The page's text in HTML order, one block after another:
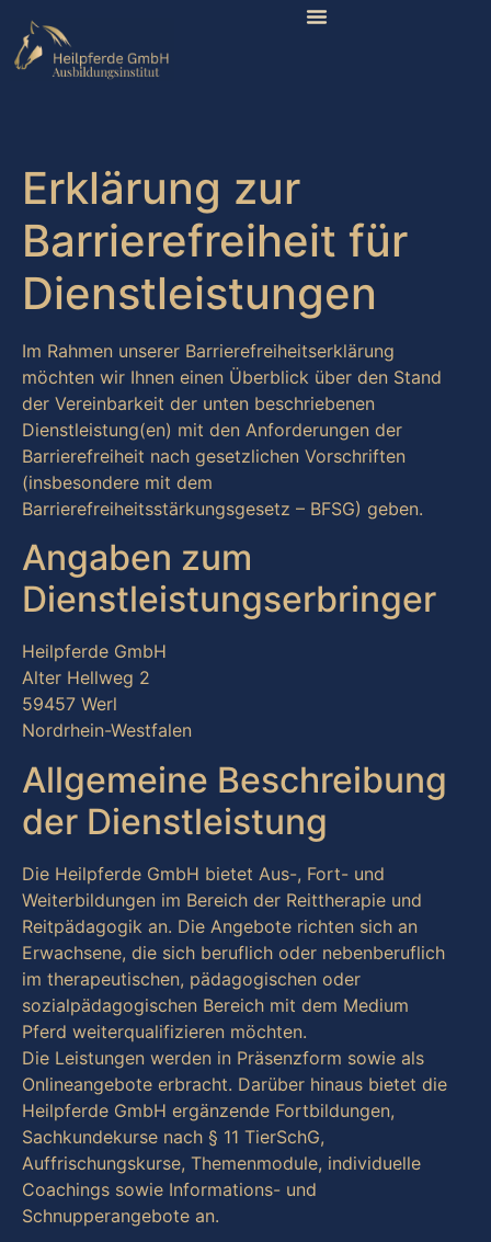
Erklärung zur
Barrierefreiheit für
Dienstleistungen
Im Rahmen unserer Barrierefreiheitserklärung
möchten wir Ihnen einen Überblick über den Stand
der Vereinbarkeit der unten beschriebenen
Dienstleistung(en) mit den Anforderungen der
Barrierefreiheit nach gesetzlichen Vorschriften
(insbesondere mit dem
Barrierefreiheitsstärkungsgesetz – BFSG) geben.
Angaben zum
Dienstleistungserbringer
Heilpferde GmbH
Alter Hellweg 2
59457 Werl
Nordrhein-Westfalen
Allgemeine Beschreibung
der Dienstleistung
Die Heilpferde GmbH bietet Aus-, Fort- und
Weiterbildungen im Bereich der Reittherapie und
Reitpädagogik an. Die Angebote richten sich an
Erwachsene, die sich beruflich oder nebenberuflich
im therapeutischen, pädagogischen oder
sozialpädagogischen Bereich mit dem Medium
Pferd weiterqualifizieren möchten.
Die Leistungen werden in Präsenzform sowie als
Onlineangebote erbracht. Darüber hinaus bietet die
Heilpferde GmbH ergänzende Fortbildungen,
Sachkundekurse nach § 11 TierSchG,
Auffrischungskurse, Themenmodule, individuelle
Coachings sowie Informations- und
Schnupperangebote an.